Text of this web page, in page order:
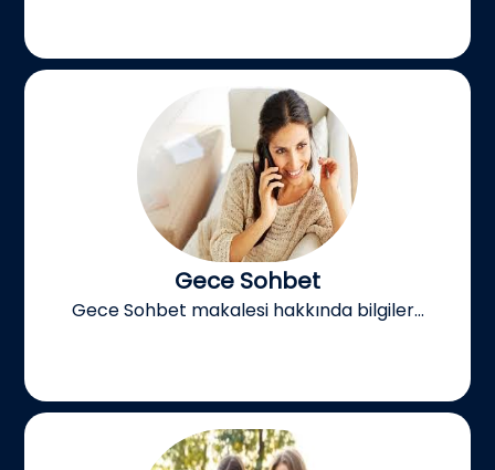
Gece Sohbet
Gece Sohbet makalesi hakkında bilgiler...